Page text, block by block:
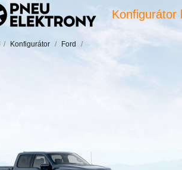
Konfigurátor
/ Konfigurátor / Ford /